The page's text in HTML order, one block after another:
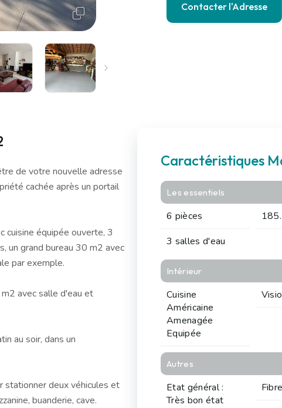
Contacter l'Adresse
de votre nouvelle adresse
cachée après un portail
cuisine équipée ouverte, 3
un grand bureau 30 m2 avec
par exemple.
avec salle d'eau et
au soir, dans un
stationner deux véhicules et
buanderie, cave.
Caractéristiques
Les essentiels
6 pièces
3 salles d'eau
Intérieur
Cuisine
Américaine
Amenagée
Equipée
Autres
Etat général :
Très bon état